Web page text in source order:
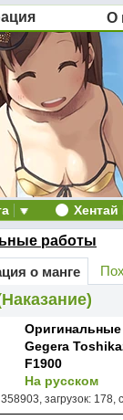
О
работы
о манге
Gegera
F1900
На русском
загрузок: 178,